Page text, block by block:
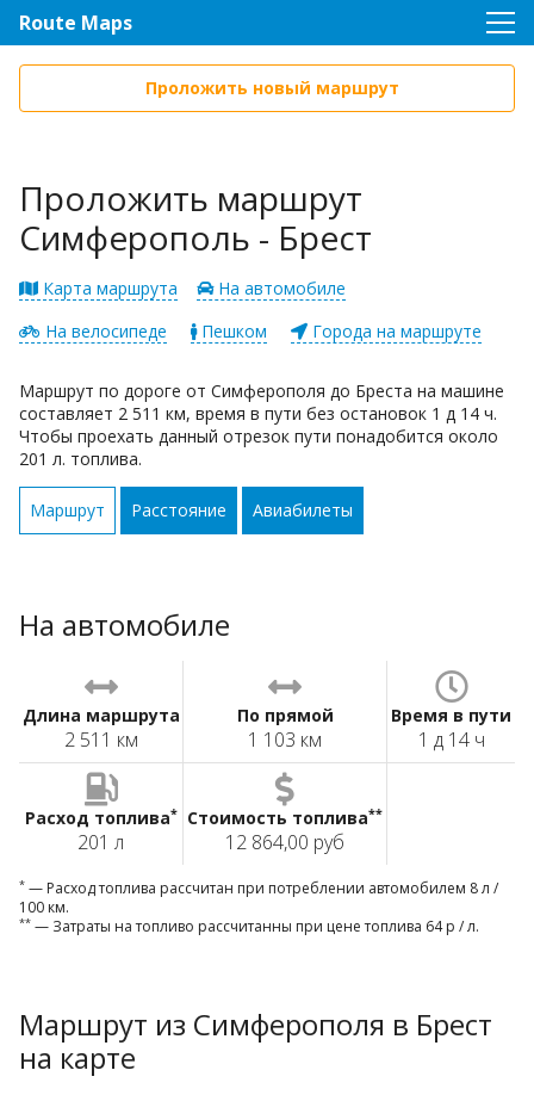
Route Maps
Проложить новый маршрут
Проложить маршрут
Симферополь - Брест
Карта маршрута
На автомобиле
На велосипеде
Пешком Города на маршруте
Маршрут по дороге от Симферополя до Бреста на машине
составляет 2 511 км, время в пути без остановок 1 д 14 ч.
Чтобы проехать данный отрезок пути понадобится около
201 л. топлива.
Маршрут Расстояние Авиабилеты
На автомобиле
Длина маршрута
2 511 км
По прямой
1 103 км
Время в пути
1 д 14 ч
Расход топлива*
201 л
Стоимость топлива**
12 864,00 руб
* — Расход топлива рассчитан при потреблении автомобилем 8 л /
100 км.
** — Затраты на топливо рассчитанны при цене топлива 64 р / л.
Маршрут из Симферополя в Брест
на карте